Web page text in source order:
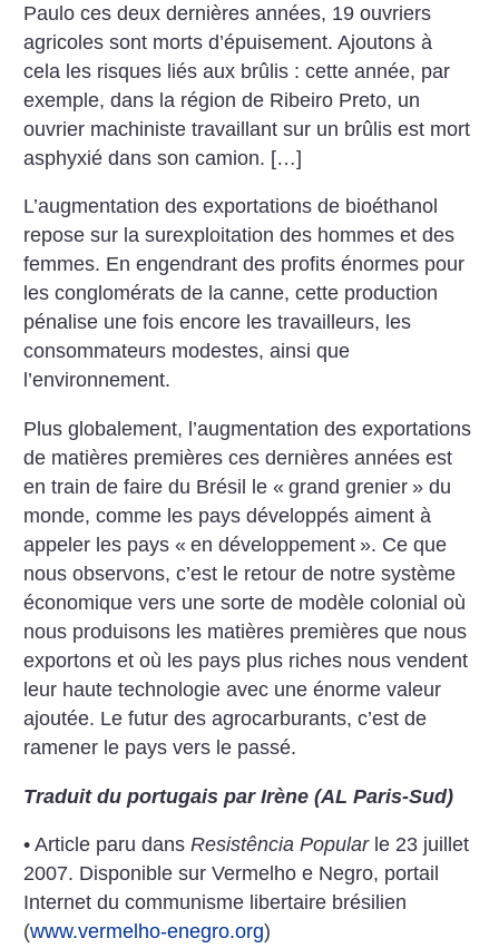
Paulo ces deux dernières années, 19 ouvriers
agricoles sont morts d’épuisement. Ajoutons à
cela les risques liés aux brûlis : cette année, par
exemple, dans la région de Ribeiro Preto, un
ouvrier machiniste travaillant sur un brûlis est mort
asphyxié dans son camion. […]
L’augmentation des exportations de bioéthanol
repose sur la surexploitation des hommes et des
femmes. En engendrant des profits énormes pour
les conglomérats de la canne, cette production
pénalise une fois encore les travailleurs, les
consommateurs modestes, ainsi que
l’environnement.
Plus globalement, l’augmentation des exportations
de matières premières ces dernières années est
en train de faire du Brésil le « grand grenier » du
monde, comme les pays développés aiment à
appeler les pays « en développement ». Ce que
nous observons, c’est le retour de notre système
économique vers une sorte de modèle colonial où
nous produisons les matières premières que nous
exportons et où les pays plus riches nous vendent
leur haute technologie avec une énorme valeur
ajoutée. Le futur des agrocarburants, c’est de
ramener le pays vers le passé.
Traduit du portugais par Irène (AL Paris-Sud)
• Article paru dansResistência Popularle 23 juillet
2007. Disponible sur Vermelho e Negro, portail
Internet du communisme libertaire brésilien
(www.vermelho-enegro.org)